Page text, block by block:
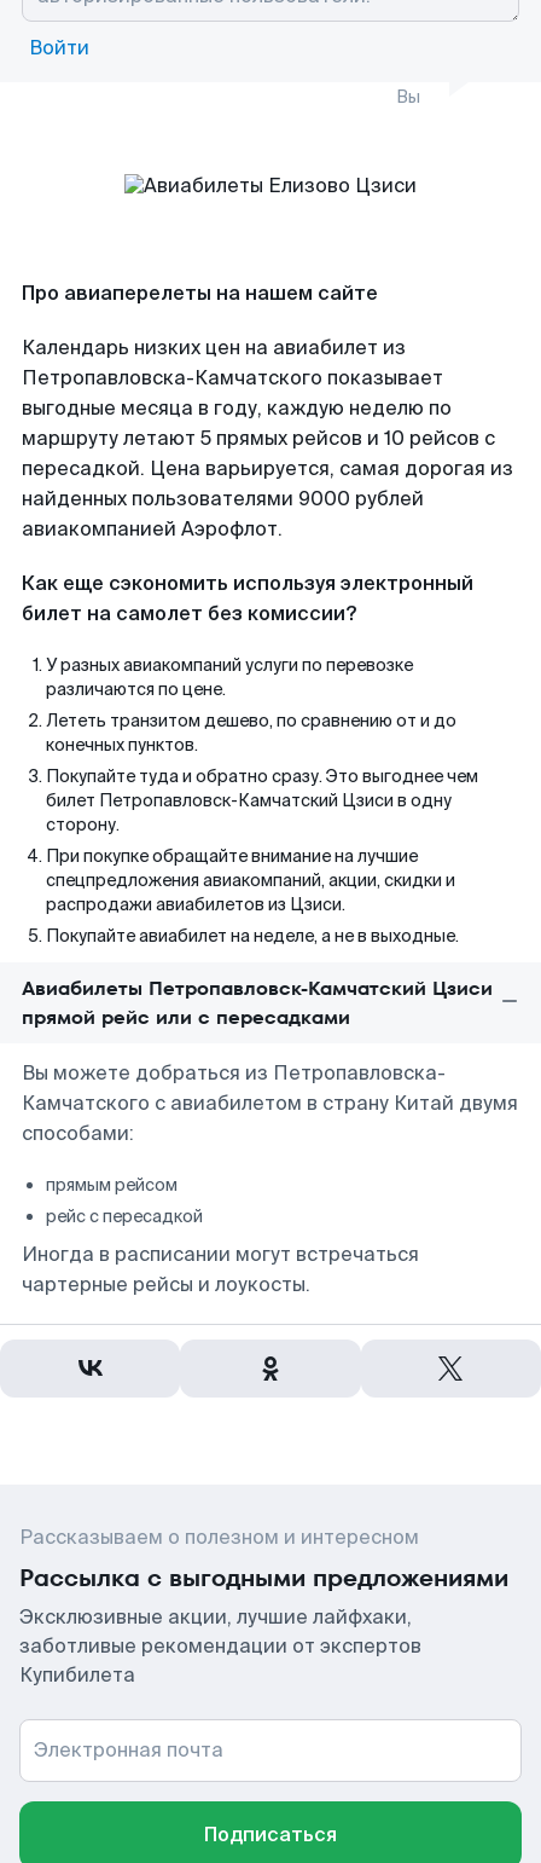
Войти
Вы
Про авиаперелеты на нашем сайте
Календарь низких цен на авиабилет из
Петропавловска-Камчатского показывает
выгодные месяца в году, каждую неделю по
маршруту летают 5 прямых рейсов и 10 рейсов с
пересадкой. Цена варьируется, самая дорогая из
найденных пользователями 9000 рублей
авиакомпанией Аэрофлот.
Как еще сэкономить используя электронный
билет на самолет без комиссии?
У разных авиакомпаний услуги по перевозке
различаются по цене.
Лететь транзитом дешево, по сравнению от и до
конечных пунктов.
Покупайте туда и обратно сразу. Это выгоднее чем
билет Петропавловск-Камчатский Цзиси в одну
сторону.
При покупке обращайте внимание на лучшие
спецпредложения авиакомпаний, акции, скидки и
распродажи авиабилетов из Цзиси.
Покупайте авиабилет на неделе, а не в выходные.
Авиабилеты Петропавловск-Камчатский Цзиси
прямой рейс или с пересадками
Вы можете добраться из Петропавловска-
Камчатского с авиабилетом в страну Китай двумя
способами:
прямым рейсом
рейс с пересадкой
Иногда в расписании могут встречаться
чартерные рейсы и лоукосты.
Рассказываем о полезном и интересном
Рассылка с выгодными предложениями
Эксклюзивные акции, лучшие лайфхаки,
заботливые рекомендации от экспертов
Купибилета
Электронная почта
Подписаться